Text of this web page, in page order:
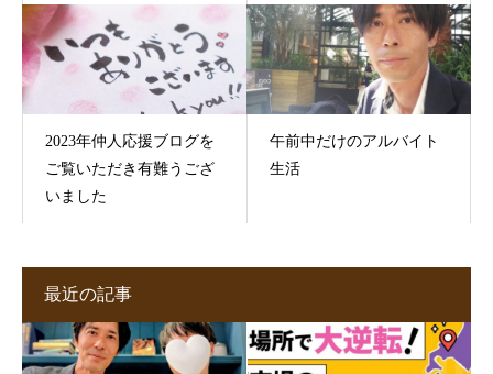
2023年仲人応援ブログを
ご覧いただき有難うござ
いました
午前中だけのアルバイト
生活
最近の記事